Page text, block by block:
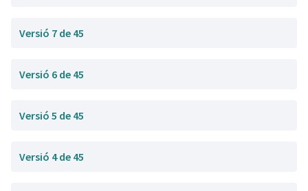
Versió 7 de 45
Versió 6 de 45
Versió 5 de 45
Versió 4 de 45